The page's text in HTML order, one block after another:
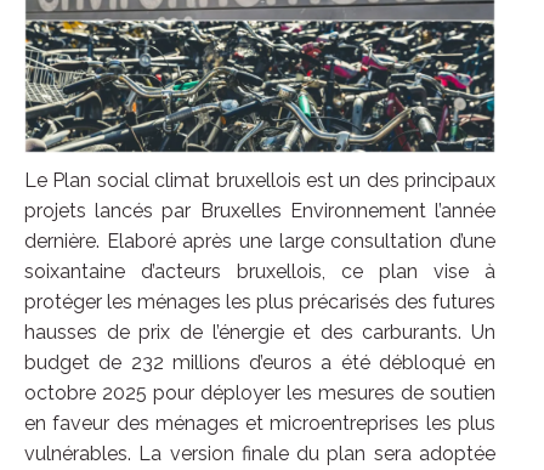
Le Plan social climat bruxellois est un des principaux
projets lancés par Bruxelles Environnement l’année
dernière. Elaboré après une large consultation d’une
soixantaine d’acteurs bruxellois, ce plan vise à
protéger les ménages les plus précarisés des futures
hausses de prix de l’énergie et des carburants. Un
budget de 232 millions d’euros a été débloqué en
octobre 2025 pour déployer les mesures de soutien
en faveur des ménages et microentreprises les plus
vulnérables.​ La version finale du plan sera adoptée